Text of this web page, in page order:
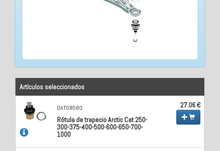
Artículos seleccionados
DAT08580
Rótula de trapecio Arctic Cat 250-
300-375-400-500-600-650-700-
1000
27.06 €